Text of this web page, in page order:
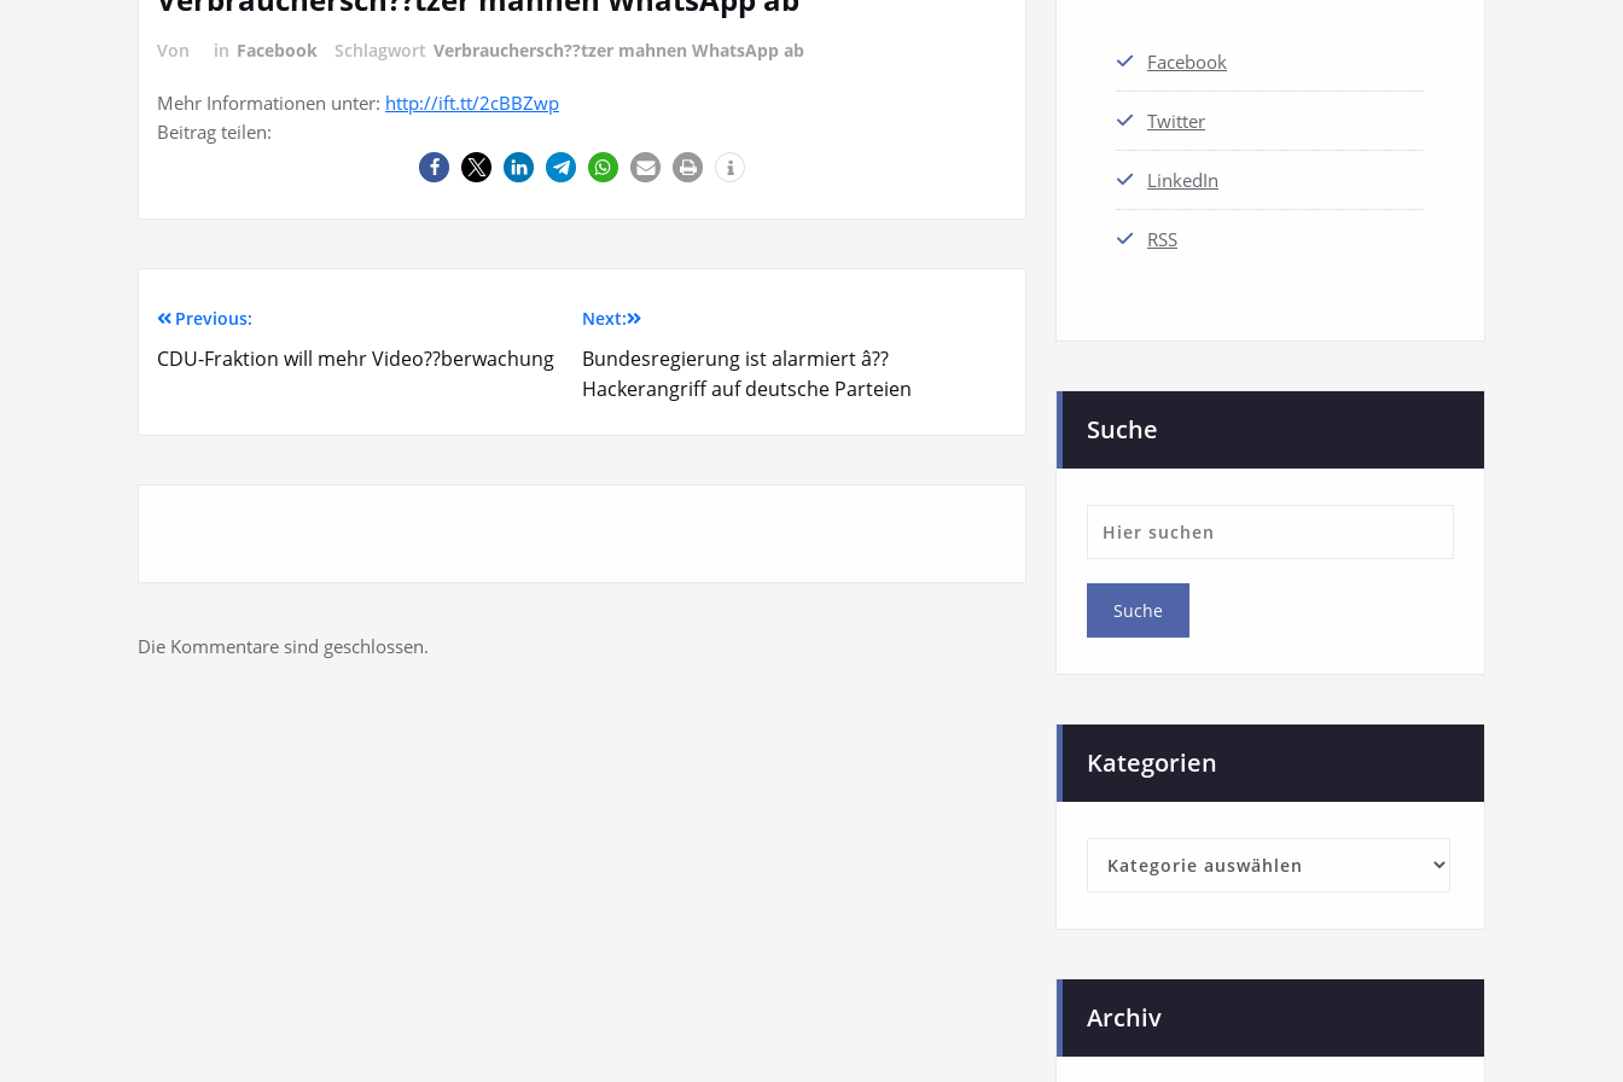
Von in Facebook Schlagwort Verbrauchersch??tzer mahnen WhatsApp ab
Mehr Informationen unter: http://ift.tt/2cBBZwp
Beitrag teilen:
Previous:
CDU-Fraktion will mehr Video??berwachung
Next:
Bundesregierung ist alarmiert â??
Hackerangriff auf deutsche Parteien
Die Kommentare sind geschlossen.
Facebook
Twitter
LinkedIn
RSS
Suche
Kategorien
Archiv